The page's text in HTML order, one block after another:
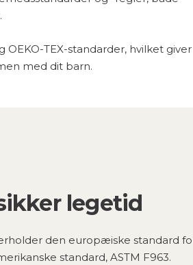
TEX-standarder, hvilket giver
med dit barn.
legetid
den europæiske standard
standard, ASTM F963.